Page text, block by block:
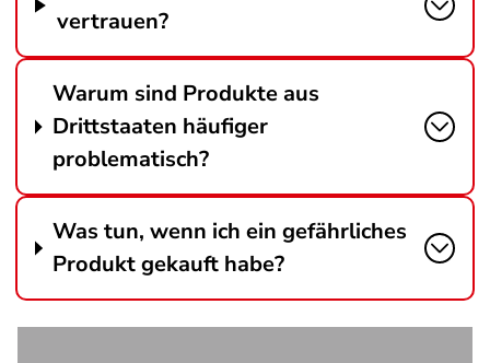
vertrauen?
Warum sind Produkte aus
Drittstaaten häufiger
problematisch?
Was tun, wenn ich ein gefährliches
Produkt gekauft habe?